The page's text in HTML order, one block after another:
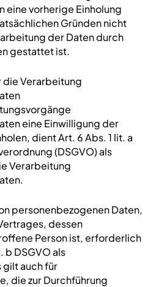
eine vorherige Einholung
Gründen nicht
der Daten durch
gestattet ist.
die Verarbeitung
eine Einwilligung der
dient Art. 6 Abs. 1 lit. a
(DSGVO) als
Verarbeitung
personenbezogenen Daten,
dessen
Person ist, erforderlich
b DSGVO als
gilt auch für
die zur Durchführung